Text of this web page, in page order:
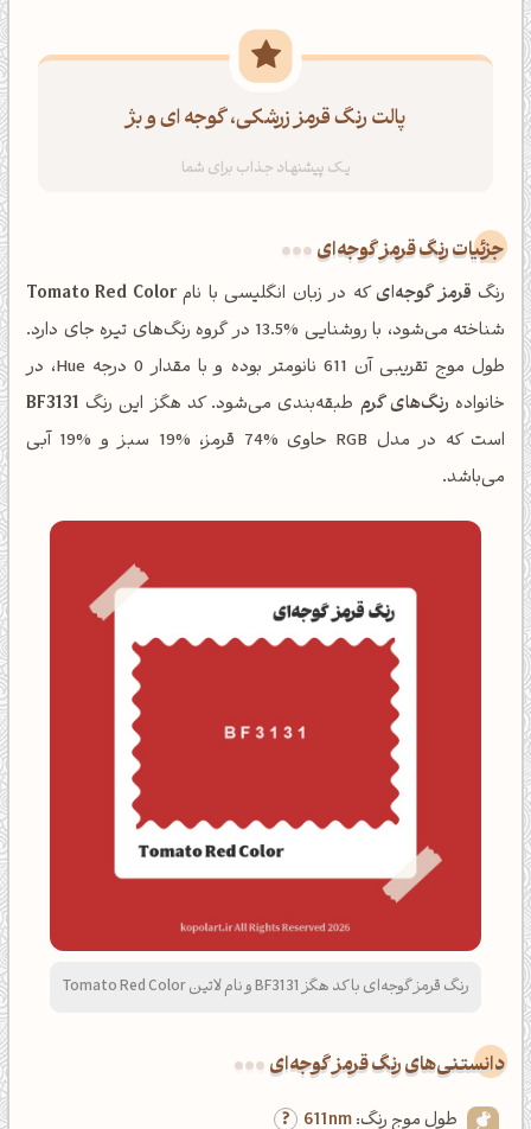
پالت رنگ قرمز زرشکی، گوجه ای و بژ
جزئیات رنگ قرمز گوجه‌ای
رنگ قرمز گوجه‌ایکه در زبان انگلیسی با نامTomato Red Color
شناخته می‌شود، با روشنایی %13.5 در گروه رنگ‌های تیره جای دارد.
طول موج تقریبی آن 611 نانومتر بوده و با مقدار 0 درجه Hue، در
خانواده رنگ‌های گرم طبقه‌بندی می‌شود. کد هگز این رنگ BF3131
است که در مدل RGB حاوی %74 قرمز، %19 سبز و %19 آبی
می‌باشد.
رنگ قرمز گوجه‌ای با کد هگز BF3131 و نام لاتین Tomato Red Color
دانستنی‌های رنگ قرمز گوجه‌ای
طول موج رنگ:611nm